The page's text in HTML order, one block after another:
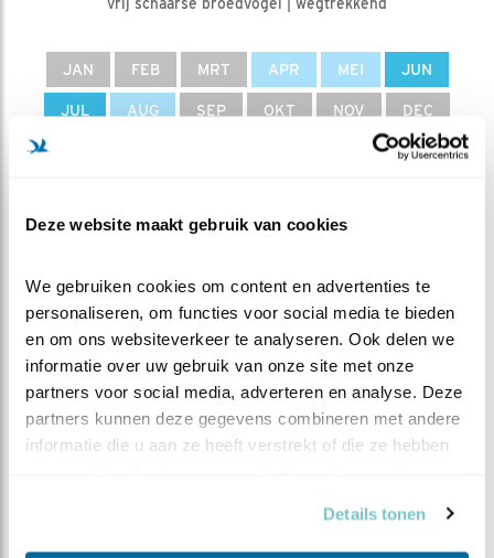
Deze website maakt gebruik van cookies
We gebruiken cookies om content en advertenties te
personaliseren, om functies voor social media te bieden
en om ons websiteverkeer te analyseren. Ook delen we
informatie over uw gebruik van onze site met onze
partners voor social media, adverteren en analyse. Deze
partners kunnen deze gegevens combineren met andere
informatie die u aan ze heeft verstrekt of die ze hebben
Details tonen
JAN FEB MRT APR MEI JUN
JUL AUG SEP OKT NOV DEC
Itrend, waarschijnlijk door weersomstandigheden.
Nederland. Het gaat met deze soort beduidend
beter dan met de patrijs. In Centraal- en Oost-
Europa afnemend door de intensivering van de
landbouw en de jacht.
AANTALLEN IN NEDERLAND